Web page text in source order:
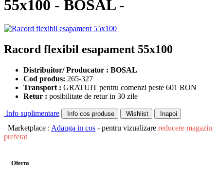
55x100 - BOSAL -
Racord flexibil esapament 55x100
Distribuitor/ Producator : BOSAL
Cod produs: 265-327
Transport : GRATUIT pentru comenzi peste 601 RON
Retur : posibilitate de retur in 30 zile
Info suplimentare Info cos produse Wishlist Inapoi
Marketplace : Adauga in cos - pentru vizualizare reducere magazin
preferat
Oferta